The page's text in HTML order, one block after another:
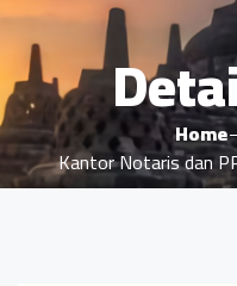
Home
Kantor Notaris dan